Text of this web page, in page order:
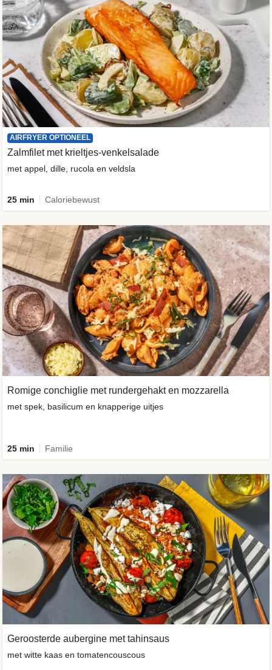
AIRFRYER OPTIONEEL
Zalmfilet met krieltjes-venkelsalade
met appel, dille, rucola en veldsla
25 min Caloriebewust
Romige conchiglie met rundergehakt en mozzarella
met spek, basilicum en knapperige uitjes
25 min Familie
Geroosterde aubergine met tahinsaus
met witte kaas en tomatencouscous